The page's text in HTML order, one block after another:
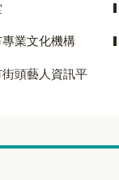
業文化機構
頭藝人資訊平